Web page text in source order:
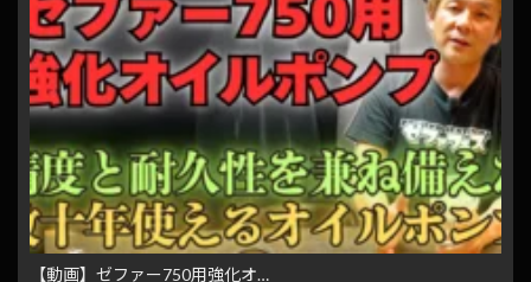
【動画】ゼファー750用強化オ…